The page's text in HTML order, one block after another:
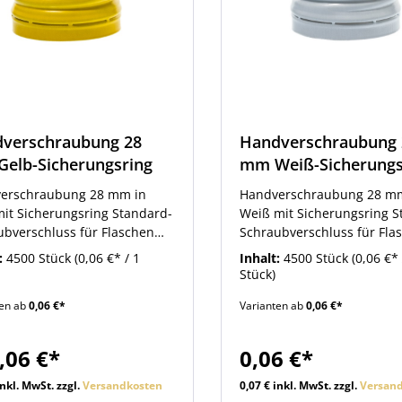
28
Sicherungsring
28 mm in
Sicherungsring Standard-
für Flaschen
Schraubverschluss-
Handverschraubung in
finden Sie, wie weitere
4500 Stück (0,06 €* / 1
ab0,06 €*
€*
MwSt. zzgl.Versandkosten
Handverschraubung
mm Weiß-
Handverschraubung 28
Weiß mit Sicherungsring
Schraubverschluss für
mit 28 mm
Mündung.
Flaschen finden Sie, wie
Inhalt: 4500 Stück (0,06 €*
Stück)
Varianten ab0,06 €*
0,06 €*
0,07 € inkl. MwSt. zzgl.